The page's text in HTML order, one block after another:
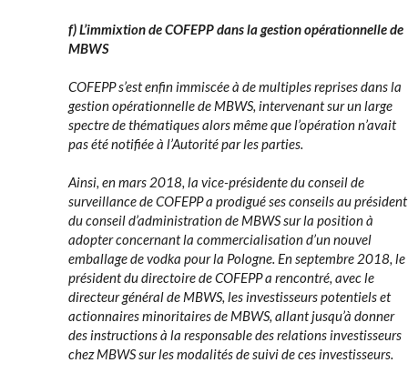
f) L’immixtion de COFEPP dans la gestion opérationnelle de
MBWS
COFEPP s’est enfin immiscée à de multiples reprises dans la
gestion opérationnelle de MBWS, intervenant sur un large
spectre de thématiques alors même que l’opération n’avait
pas été notifiée à l’Autorité par les parties.
Ainsi, en mars 2018, la vice-présidente du conseil de
surveillance de COFEPP a prodigué ses conseils au président
du conseil d’administration de MBWS sur la position à
adopter concernant la commercialisation d’un nouvel
emballage de vodka pour la Pologne. En septembre 2018, le
président du directoire de COFEPP a rencontré, avec le
directeur général de MBWS, les investisseurs potentiels et
actionnaires minoritaires de MBWS, allant jusqu’à donner
des instructions à la responsable des relations investisseurs
chez MBWS sur les modalités de suivi de ces investisseurs.